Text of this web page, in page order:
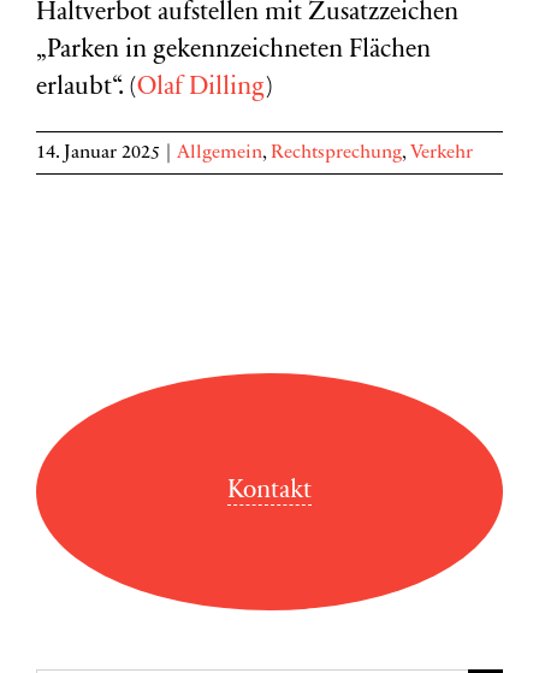
Haltverbot aufstellen mit Zusatzzeichen
„Parken in gekennzeichneten Flächen
erlaubt“. (Olaf Dilling)
14. Januar 2025 Allgemein, Rechtsprechung, Verkehr
Kontakt